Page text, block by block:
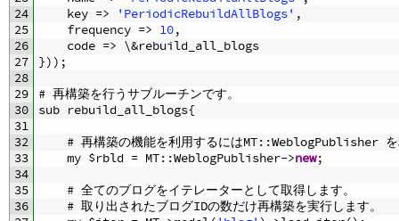
24
25
26
27
28
29
30
31
32
33
34
35
36
key => 'PeriodicRebuildAllBlogs' ,
frequency => 10,
code => \&rebuild_all blogs
})) ;
# 再構築を行うサブルーチンです。
sub rebuild_all_blogs{
# 再構築の機能を利用するにはMT::WeblogPublisher を
my $rbld = MT::WeblogPublisher->new;
# 全てのブログをイテレーターとして取得します。
# 取り出されたブログIDの数だけ再構築を実行します。